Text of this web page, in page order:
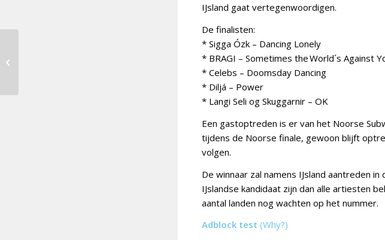
IJsland gaat vertegenwoordigen.
De finalisten:
* Sigga Ózk – Dancing Lonely
* BRAGI – Sometimes the World´s Against
* Celebs – Doomsday Dancing
* Diljá – Power
* Langi Seli og Skuggarnir – OK
Een gastoptreden is er van het Noorse
tijdens de Noorse finale, gewoon blijft
volgen.
De winnaar zal namens IJsland aantreden
IJslandse kandidaat zijn dan alle artiesten
aantal landen nog wachten op het nummer.
Adblock test (Why?)